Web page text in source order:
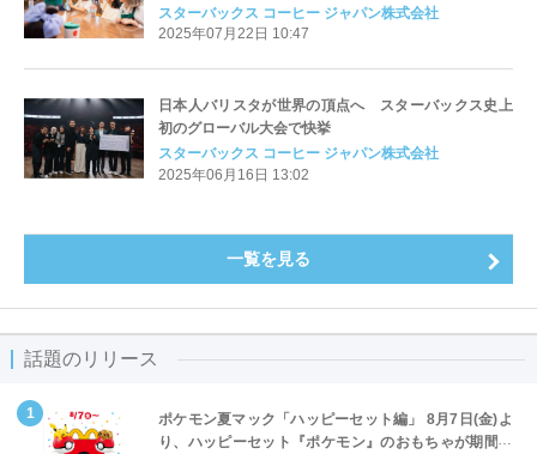
子ども向けイベントを開催
スターバックス コーヒー ジャパン株式会社
2025年07月22日 10:47
日本人バリスタが世界の頂点へ スターバックス史上
初のグローバル大会で快挙
スターバックス コーヒー ジャパン株式会社
2025年06月16日 13:02
一覧を見る
話題のリリース
ポケモン夏マック「ハッピーセット編」 8月7日(金)よ
り、ハッピーセット『ポケモン』のおもちゃが期間限